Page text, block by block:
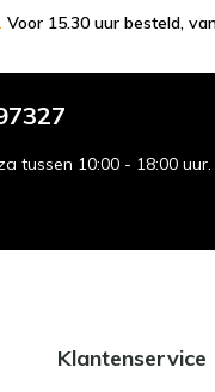
Voor 15.30 uur besteld,
tussen 10:00 - 18:00
Klantenservice